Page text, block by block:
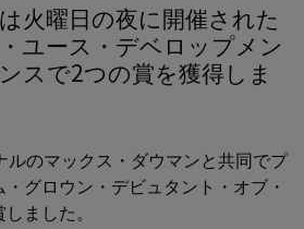
ユース・デベロップメン
スで2つの賞を獲得しま
ルのマックス・ダウマンと共同でプ
グロウン・デビュタント・オブ・
ました。